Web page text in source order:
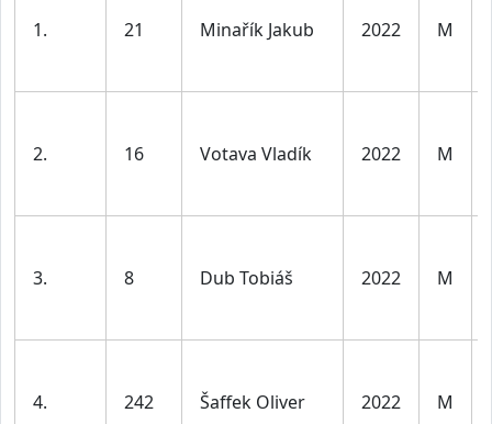
1. 21 Minařík Jakub 2022 M
2. 16 Votava Vladík 2022 M
3. 8 Dub Tobiáš 2022 M
4. 242 Šaffek Oliver 2022 M